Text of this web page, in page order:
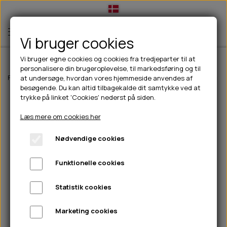
TIL HUND
💧FODER- VANDSKÅLE
CHICOPEE
GODBIDSTASKE
HALSBÅND
🦴 GODBIDDER & SNACKS
🍖 SMAGSVARIANTER
🎾 LEGETØJ
TÆNDER, ØRE, ØJE, POTER & NÆSE
🐾 UDSTYR & KOMFORT
TIL HUNDEEJER
DRIKKEFLASKER/TERMOFLASKER
HUER OG VANTER
PINEWOOD SALES
TIL KAT
TILBUD
NYHEDER
ABONNEMENT
Forside Til hunde Hundefoder Wolfsblut hundefoder Wolfsblut
Vi bruger cookies
Vi bruger egne cookies og cookies fra tredjeparter til at
personalisere din brugeroplevelse, til markedsføring og til
at undersøge, hvordan vores hjemmeside anvendes af
besøgende. Du kan altid tilbagekalde dit samtykke ved at
trykke på linket 'Cookies' nederst på siden.
Læs mere om cookies her
Nødvendige cookies
Funktionelle cookies
Statistik cookies
Marketing cookies